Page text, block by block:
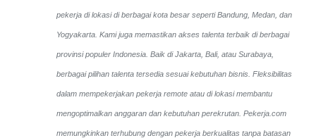
pekerja di lokasi di berbagai kota besar seperti Bandung, Medan, dan
Yogyakarta. Kami juga memastikan akses talenta terbaik di berbagai
provinsi populer Indonesia. Baik di Jakarta, Bali, atau Surabaya,
berbagai pilihan talenta tersedia sesuai kebutuhan bisnis. Fleksibilitas
dalam mempekerjakan pekerja remote atau di lokasi membantu
mengoptimalkan anggaran dan kebutuhan perekrutan. Pekerja.com
memungkinkan terhubung dengan pekerja berkualitas tanpa batasan